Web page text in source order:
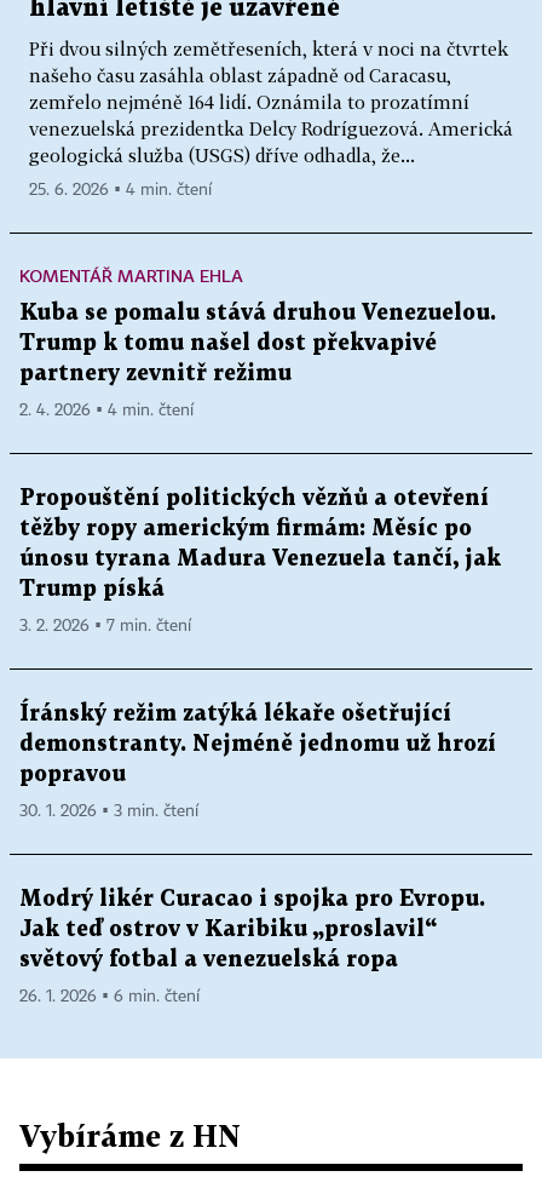
hlavní letiště je uzavřené
Při dvou silných zemětřeseních, která v noci na čtvrtek
našeho času zasáhla oblast západně od Caracasu,
zemřelo nejméně 164 lidí. Oznámila to prozatímní
venezuelská prezidentka Delcy Rodríguezová. Americká
geologická služba (USGS) dříve odhadla, že...
25. 6. 2026 ▪ 4 min. čtení
KOMENTÁŘ MARTINA EHLA
Kuba se pomalu stává druhou Venezuelou.
Trump k tomu našel dost překvapivé
partnery zevnitř režimu
2. 4. 2026 ▪ 4 min. čtení
Propouštění politických vězňů a otevření
těžby ropy americkým firmám: Měsíc po
únosu tyrana Madura Venezuela tančí, jak
Trump píská
3. 2. 2026 ▪ 7 min. čtení
Íránský režim zatýká lékaře ošetřující
demonstranty. Nejméně jednomu už hrozí
popravou
30. 1. 2026 ▪ 3 min. čtení
Modrý likér Curacao i spojka pro Evropu.
Jak teď ostrov v Karibiku „proslavil“
světový fotbal a venezuelská ropa
26. 1. 2026 ▪ 6 min. čtení
Vybíráme z HN